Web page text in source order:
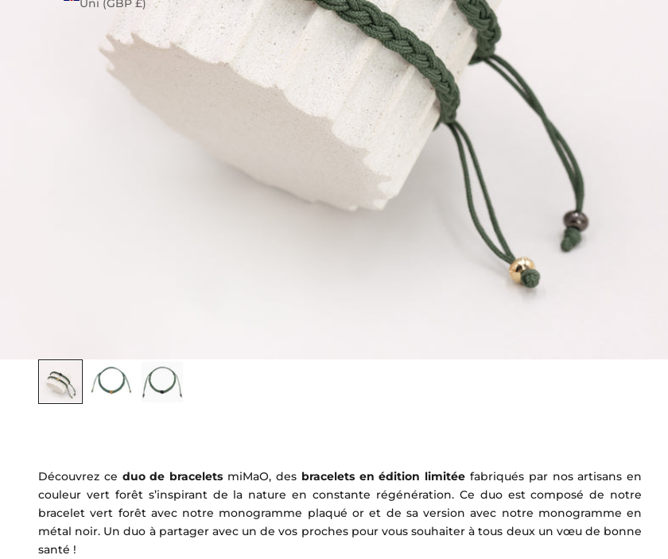
Uni (GBP £)
Découvrez ce duo de bracelets miMaO, des bracelets en édition limitée fabriqués par nos artisans en
couleur vert forêt s’inspirant de la nature en constante régénération. Ce duo est composé de notre
bracelet vert forêt avec notre monogramme plaqué or et de sa version avec notre monogramme en
métal noir. Un duo à partager avec un de vos proches pour vous souhaiter à tous deux un vœu de bonne
santé !